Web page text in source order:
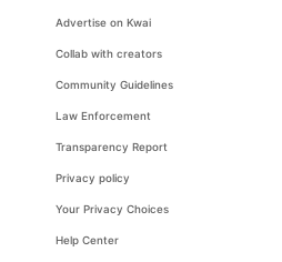
Advertise on Kwai
Collab with creators
Community Guidelines
Law Enforcement
Transparency Report
Privacy policy
Your Privacy Choices
Help Center